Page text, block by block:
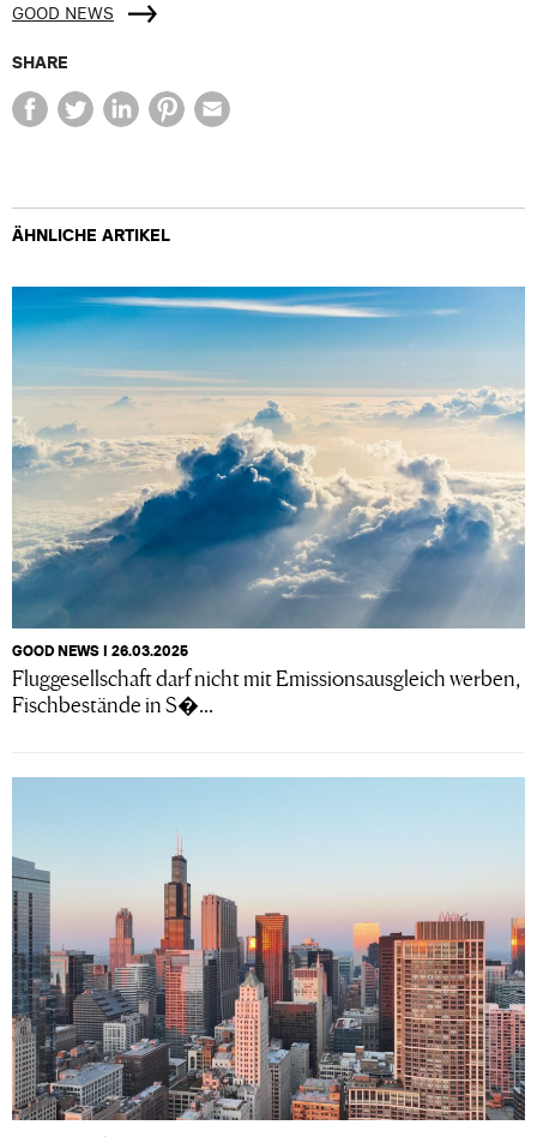
GOOD NEWS
SHARE
ÄHNLICHE ARTIKEL
GOOD NEWS I 26.03.2025
Fluggesellschaft darf nicht mit Emissionsausgleich werben,
Fischbestände in S�...